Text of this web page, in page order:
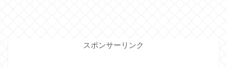
スポンサーリンク